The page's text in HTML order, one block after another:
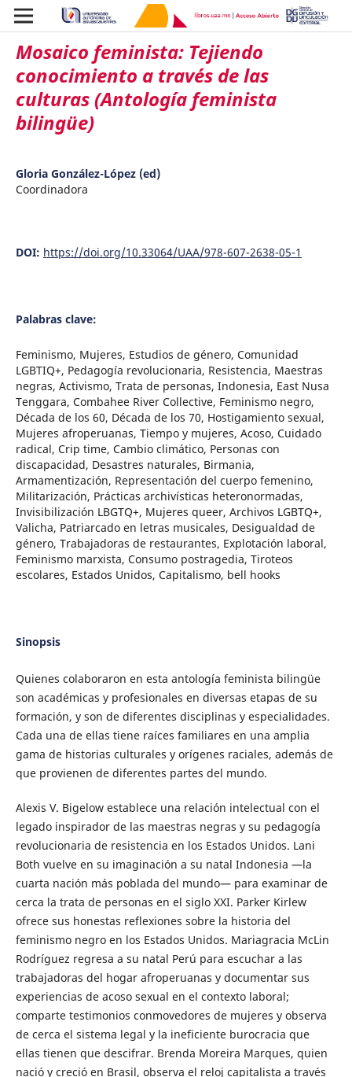
Mosaico feminista: Tejiendo
conocimiento a través de las
culturas (Antología feminista
bilingüe)
Gloria González-López (ed)
Coordinadora
DOI: https://doi.org/10.33064/UAA/978-607-2638-05-1
Palabras clave:
Feminismo, Mujeres, Estudios de género, Comunidad
LGBTIQ+, Pedagogía revolucionaria, Resistencia, Maestras
negras, Activismo, Trata de personas, Indonesia, East Nusa
Tenggara, Combahee River Collective, Feminismo negro,
Década de los 60, Década de los 70, Hostigamiento sexual,
Mujeres afroperuanas, Tiempo y mujeres, Acoso, Cuidado
radical, Crip time, Cambio climático, Personas con
discapacidad, Desastres naturales, Birmania,
Armamentización, Representación del cuerpo femenino,
Militarización, Prácticas archivísticas heteronormadas,
Invisibilización LBGTQ+, Mujeres queer, Archivos LGBTQ+,
Valicha, Patriarcado en letras musicales, Desigualdad de
género, Trabajadoras de restaurantes, Explotación laboral,
Feminismo marxista, Consumo postragedia, Tiroteos
escolares, Estados Unidos, Capitalismo, bell hooks
Sinopsis
Quienes colaboraron en esta antología feminista bilingüe
son académicas y profesionales en diversas etapas de su
formación, y son de diferentes disciplinas y especialidades.
Cada una de ellas tiene raíces familiares en una amplia
gama de historias culturales y orígenes raciales, además de
que provienen de diferentes partes del mundo.
Alexis V. Bigelow establece una relación intelectual con el
legado inspirador de las maestras negras y su pedagogía
revolucionaria de resistencia en los Estados Unidos. Lani
Both vuelve en su imaginación a su natal Indonesia —la
cuarta nación más poblada del mundo— para examinar de
cerca la trata de personas en el siglo XXI. Parker Kirlew
ofrece sus honestas reflexiones sobre la historia del
feminismo negro en los Estados Unidos. Mariagracia McLin
Rodríguez regresa a su natal Perú para escuchar a las
trabajadoras del hogar afroperuanas y documentar sus
experiencias de acoso sexual en el contexto laboral;
comparte testimonios conmovedores de mujeres y observa
de cerca el sistema legal y la ineficiente burocracia que
ellas tienen que descifrar. Brenda Moreira Marques, quien
nació y creció en Brasil, observa el reloj capitalista a través